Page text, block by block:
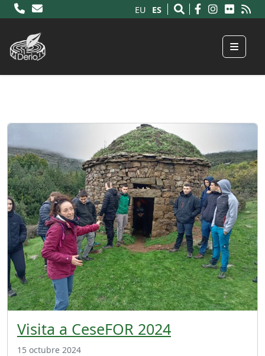
EU ES
Menu
Visita a CeseFOR 2024
15 octubre 2024